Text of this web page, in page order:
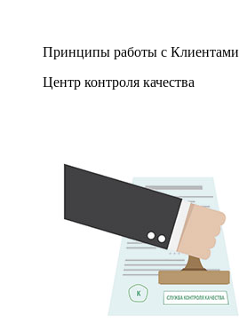
Принципы работы с Клиентами
Центр контроля качества